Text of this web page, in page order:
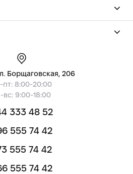
Борщаговская, 206
пт: 8:00-20:00
вс: 9:00-18:00
333 48 52
555 74 42
555 74 42
555 74 42